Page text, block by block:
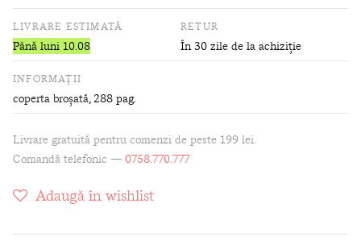
LIVRARE ESTIMATĂ
Până luni 10.08
RETUR
În 30 zile de la achiziție
INFORMAȚII
coperta broșată, 288 pag.
Livrare gratuită pentru comenzi de peste 199 lei.
Comandă telefonic — 0758.770.777
Adaugă în wishlist